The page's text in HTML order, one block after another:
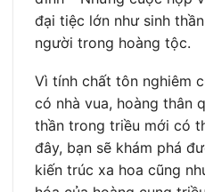
đại tiệc lớn như sinh
người trong hoàng tộc.
Vì tính chất tôn nghiêm
có nhà vua, hoàng thân
thần trong triều mới có
đây, bạn sẽ khám phá
kiến trúc xa hoa cũng